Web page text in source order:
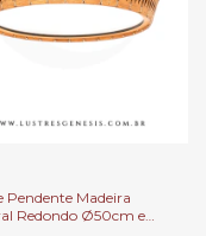
Pendente Madeira
Redondo Ø50cm e